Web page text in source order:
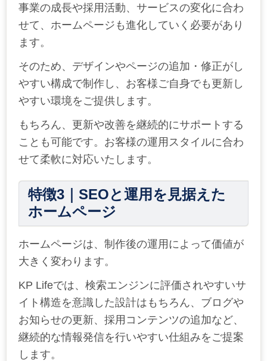
事業の成長や採用活動、サービスの変化に合わ
せて、ホームページも進化していく必要があり
ます。
そのため、デザインやページの追加・修正がし
やすい構成で制作し、お客様ご自身でも更新し
やすい環境をご提供します。
もちろん、更新や改善を継続的にサポートする
ことも可能です。お客様の運用スタイルに合わ
せて柔軟に対応いたします。
特徴3 SEOと運用を見据えた
ホームページ
ホームページは、制作後の運用によって価値が
大きく変わります。
KP Lifeでは、検索エンジンに評価されやすいサ
イト構造を意識した設計はもちろん、ブログや
お知らせの更新、採用コンテンツの追加など、
継続的な情報発信を行いやすい仕組みをご提案
します。